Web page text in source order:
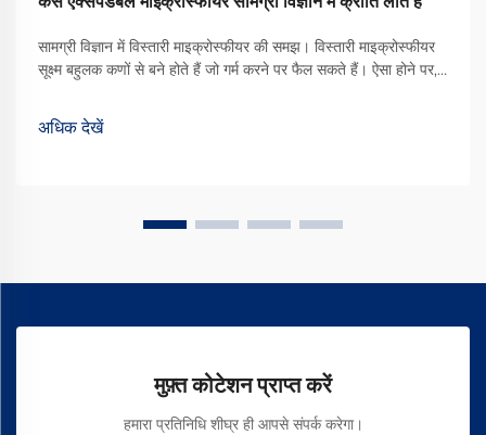
सामग्री विज्ञान में विस्तारी माइक्रोस्फीयर की समझ। विस्तारी माइक्रोस्फीयर
सूक्ष्म बहुलक कणों से बने होते हैं जो गर्म करने पर फैल सकते हैं। ऐसा होने पर,
विलगाव प्रदान करता है...
अधिक देखें
मुफ़्त कोटेशन प्राप्त करें
हमारा प्रतिनिधि शीघ्र ही आपसे संपर्क करेगा।